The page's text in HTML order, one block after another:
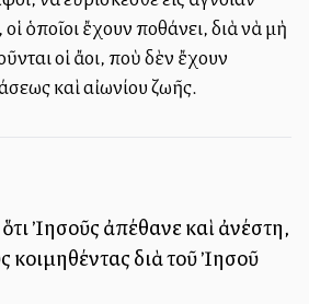
ὁποῖοι ἔχουν ἀποθάνει, διὰ νὰ μὴ
οἱ ἄλλοι, ποὺ δὲν ἔχουν
καὶ αἰωνίου ζωῆς.
Ἰησοῦς ἀπέθανε καὶ ἀνέστη,
κοιμηθέντας διὰ τοῦ Ἰησοῦ